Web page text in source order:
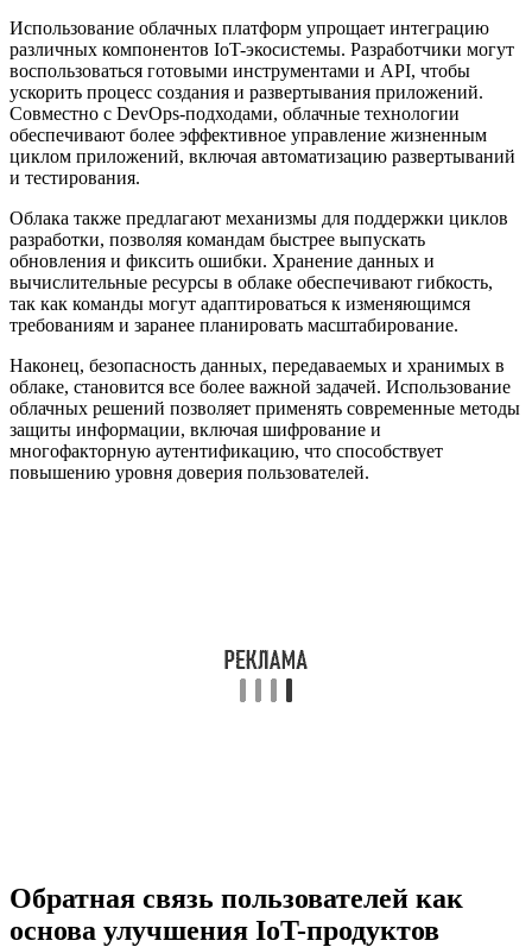
Использование облачных платформ упрощает интеграцию
различных компонентов IoT-экосистемы. Разработчики могут
воспользоваться готовыми инструментами и API, чтобы
ускорить процесс создания и развертывания приложений.
Совместно с DevOps-подходами, облачные технологии
обеспечивают более эффективное управление жизненным
циклом приложений, включая автоматизацию развертываний
и тестирования.
Облака также предлагают механизмы для поддержки циклов
разработки, позволяя командам быстрее выпускать
обновления и фиксить ошибки. Хранение данных и
вычислительные ресурсы в облаке обеспечивают гибкость,
так как команды могут адаптироваться к изменяющимся
требованиям и заранее планировать масштабирование.
Наконец, безопасность данных, передаваемых и хранимых в
облаке, становится все более важной задачей. Использование
облачных решений позволяет применять современные методы
защиты информации, включая шифрование и
многофакторную аутентификацию, что способствует
повышению уровня доверия пользователей.
Обратная связь пользователей как
основа улучшения IoT-продуктов